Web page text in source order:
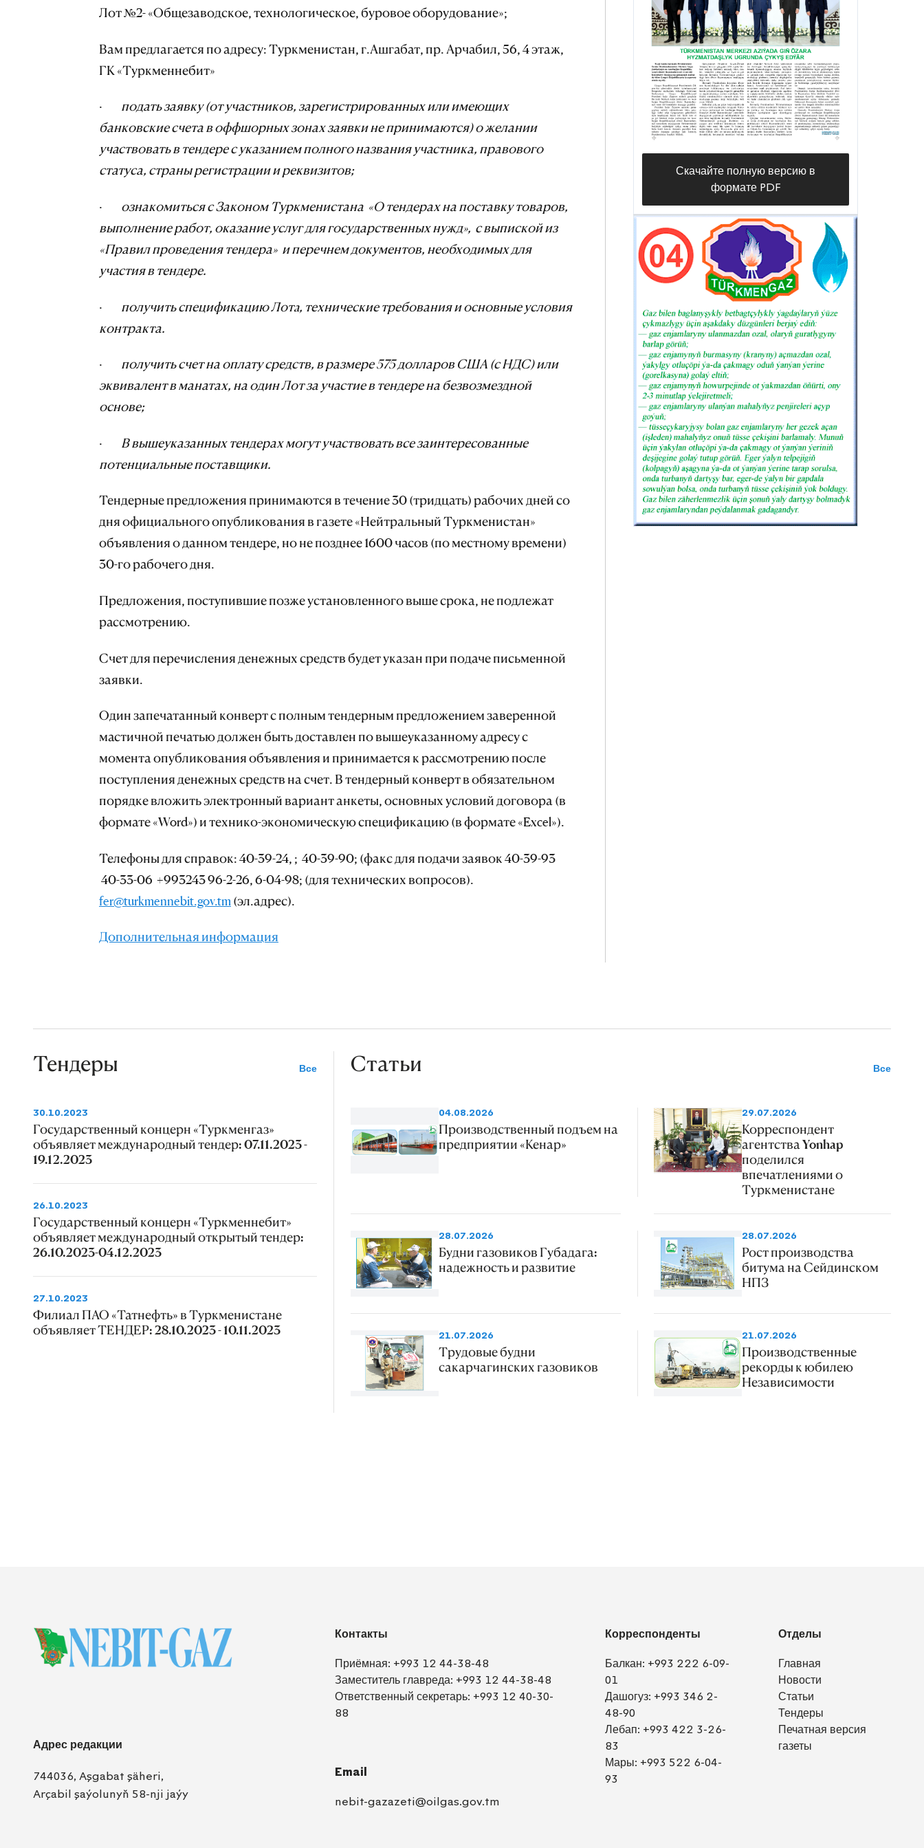
Лот №2- «Общезаводское, технологическое, буровое оборудование»;
Вам предлагается по адресу: Туркменистан, г.Ашгабат, пр. Арчабил, 56, 4 этаж,
ГК «Туркменнебит»
· подать заявку (от участников, зарегистрированных или имеющих
банковские счета в оффшорных зонах заявки не принимаются) о желании
участвовать в тендере с указанием полного названия участника, правового
статуса, страны регистрации и реквизитов;
· ознакомиться с Законом Туркменистана «О тендерах на поставку товаров,
выполнение работ, оказание услуг для государственных нужд», с выпиской из
«Правил проведения тендера» и перечнем документов, необходимых для
участия в тендере.
· получить спецификацию Лотa, технические требования и основные условия
контракта.
· получить счет на оплату средств, в размере 575 долларов США (с НДС) или
эквивалент в манатах, на один Лот за участие в тендере на безвозмездной
основе;
· В вышеуказанных тендерах могут участвовать все заинтересованные
потенциальные поставщики.
Тендерные предложения принимаются в течение 30 (тридцать) рабочих дней со
дня официального опубликования в газете «Нейтральный Туркменистан»
объявления о данном тендере, но не позднее 1600 часов (по местному времени)
30-го рабочего дня.
Предложения, поступившие позже установленного выше срока, не подлежат
рассмотрению.
Счет для перечисления денежных средств будет указан при подаче письменной
заявки.
Один запечатанный конверт с полным тендерным предложением заверенной
мастичной печатью должен быть доставлен по вышеуказанному адресу с
момента опубликования объявления и принимается к рассмотрению после
поступления денежных средств на счет. В тендерный конверт в обязательном
порядке вложить электронный вариант анкеты, основных условий договора (в
формате «Word») и технико-экономическую спецификацию (в формате «Excel»).
Телефоны для справок: 40-39-24, ; 40-39-90; (факс для подачи заявок 40-39-93
40-33-06 +993243 96-2-26, 6-04-98; (для технических вопросов).
fer@turkmennebit.gov.tm (эл.адрес).
Дополнительная информация
Скачайте полную версию в
формате PDF
Тендеры Все
30.10.2023
Государственный концерн «Туркменгаз»
объявляет международный тендер: 07.11.2023 -
19.12.2023
26.10.2023
Государственный концерн «Туркменнебит»
объявляет международный открытый тендер:
26.10.2023-04.12.2023
27.10.2023
Филиал ПАО «Татнефть» в Туркменистане
объявляет ТЕНДЕР: 28.10.2023 - 10.11.2023
Статьи Все
04.08.2026
Производственный подъем на
предприятии «Кенар»
29.07.2026
Корреспондент
агентства Yonhap
поделился
впечатлениями о
Туркменистане
28.07.2026
Будни газовиков Губадага:
надежность и развитие
28.07.2026
Рост производства
битума на Сейдинском
НПЗ
21.07.2026
Трудовые будни
сакарчагинских газовиков
21.07.2026
Производственные
рекорды к юбилею
Независимости
Адрес редакции
744036, Aşgabat şäheri,
Arçabil şaýolunyň 58-nji jaýy
Контакты
Приёмная: +993 12 44-38-48
Заместитель главреда: +993 12 44-38-48
Ответственный секретарь: +993 12 40-30-
88
Email
nebit-gazazeti@oilgas.gov.tm
Корреспонденты
Балкан: +993 222 6-09-
01
Дашогуз: +993 346 2-
48-90
Лебап: +993 422 3-26-
83
Мары: +993 522 6-04-
93
Отделы
Главная
Новости
Статьи
Тендеры
Печатная версия
газеты